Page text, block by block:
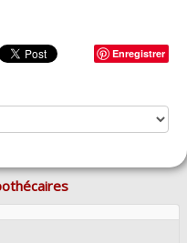
Enregistrer